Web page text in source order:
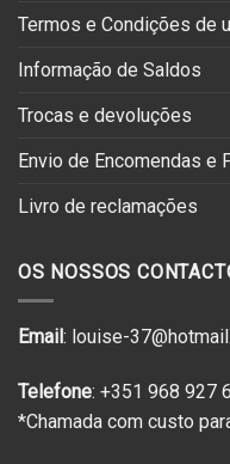
Termos e Condições de
Informação de Saldos
Trocas e devoluções
Envio de Encomendas e
Livro de reclamações
OS NOSSOS
Email : louise-
Telefone: +351 968 927
*Chamada com custo